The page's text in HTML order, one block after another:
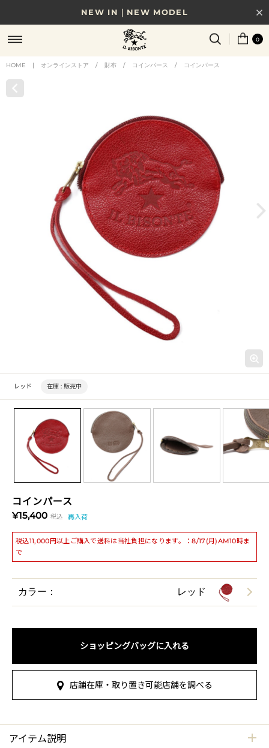
NEW IN｜NEW MODEL
8/17(月)10時まで｜税込11,000円以上で送料無料
贈る相手やシーンから選べる、新しいギフトガイド
0
HOME | オンラインストア / 財布 / コインパース / コインパース
コインパース
¥15,400 税込 再入荷
税込11,000円以上ご購入で送料は当社負担になります。：8/17(月)AM10時ま
で
レッド 在庫 : 販売中
カラー： レッド
ショッピングバッグに入れる
店舗在庫・取り置き可能店舗を調べる
アイテム説明